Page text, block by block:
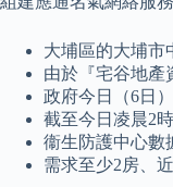
大埔區的大埔市
由於『宅谷地產
政府今日（6日
截至今日凌晨2
衞生防護中心數
需求至少2房、